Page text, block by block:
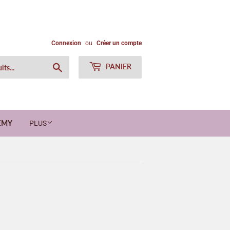
Connexion ou Créer un compte
Chercher PANIER
PLUS